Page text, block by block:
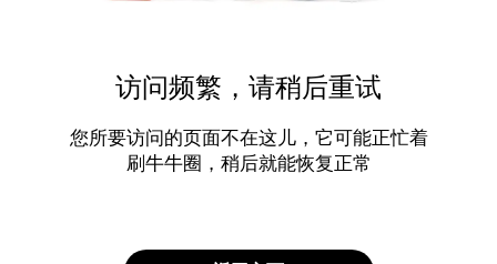
访问频繁，请稍后重试
您所要访问的页面不在这儿，它可能正忙着
刷牛牛圈，稍后就能恢复正常